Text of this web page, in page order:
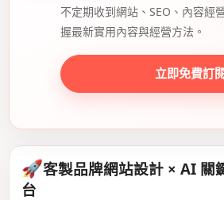
不定期收到網站、SEO、內容經
握最新實用內容與經營方法。
立即免費訂
🚀客製品牌網站設計 × AI 關
台